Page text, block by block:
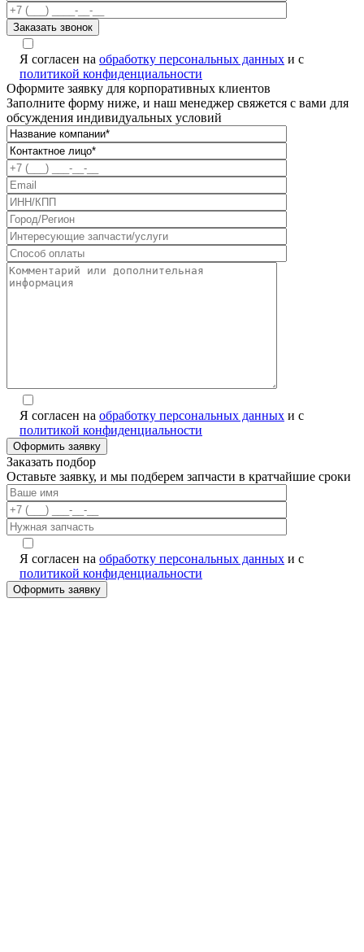
Я согласен на обработку персональных данных и с
политикой конфиденциальности
Оформите заявку для корпоративных клиентов
Заполните форму ниже, и наш менеджер свяжется с вами для
обсуждения индивидуальных условий
Я согласен на обработку персональных данных и с
политикой конфиденциальности
Заказать подбор
Оставьте заявку, и мы подберем запчасти в кратчайшие сроки
Я согласен на обработку персональных данных и с
политикой конфиденциальности